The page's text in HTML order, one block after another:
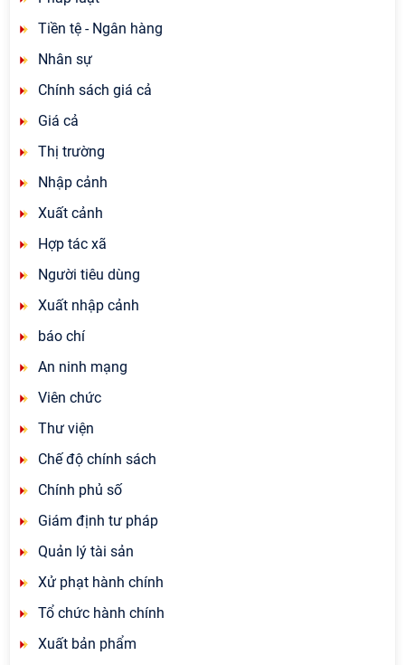
Tiền tệ - Ngân hàng
Nhân sự
Chính sách giá cả
Giá cả
Thị trường
Nhập cảnh
Xuất cảnh
Hợp tác xã
Người tiêu dùng
Xuất nhập cảnh
báo chí
An ninh mạng
Viên chức
Thư viện
Chế độ chính sách
Chính phủ số
Giám định tư pháp
Quản lý tài sản
Xử phạt hành chính
Tổ chức hành chính
Xuất bản phẩm